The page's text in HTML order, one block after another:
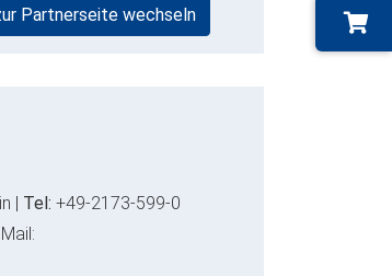
Partnerseite wechseln
| Tel:+49-2173-599-0